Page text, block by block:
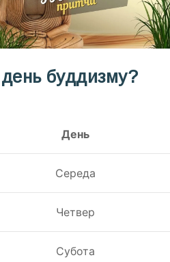
буддизму?
День
Середа
Четвер
Субота